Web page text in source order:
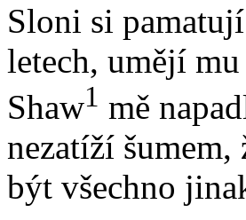
Sloni si
letech, umějí
Shaw1 mě
nezatíží
být všechno